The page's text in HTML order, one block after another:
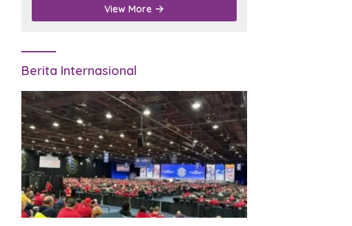
View More
Berita Internasional